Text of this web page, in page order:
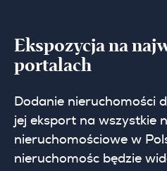
Ekspozycja na
portalach
Dodanie nieruchomości
jej eksport na wszystkie
nieruchomościowe w
nieruchomośc będzie